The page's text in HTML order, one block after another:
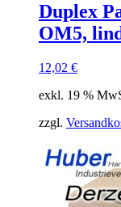
Duplex
OM5,
12,02 €
exkl. 19 %
zzgl.